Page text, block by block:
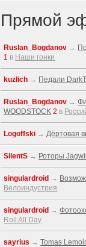
Прямой
Ruslan_Bogdanov →
1 в Наши гонки
kuzlich → Педали
Ruslan_Bogdanov →
WOODSTOCK 2 в
Logoffski →Дёртовая
SilentS → Роторы
singulardroid →
Велоиндустрия
singulardroid →
Roll All Day
sayrius →Tomas